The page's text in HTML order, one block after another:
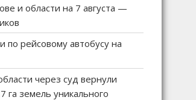
и области на 7 августа —
по рейсовому автобусу на
через суд вернули
га земель уникального